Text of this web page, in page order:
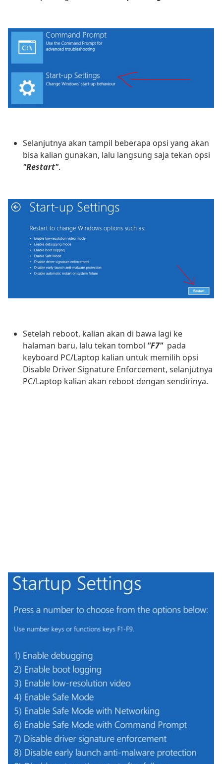
Selanjutnya akan tampil beberapa opsi yang akan
bisa kalian gunakan, lalu langsung saja tekan opsi
"Restart".
Setelah reboot, kalian akan di bawa lagi ke
halaman baru, lalu tekan tombol "F7"pada
keyboard PC/Laptop kalian untuk memilih opsi
Disable Driver Signature Enforcement, selanjutnya
PC/Laptop kalian akan reboot dengan sendirinya.